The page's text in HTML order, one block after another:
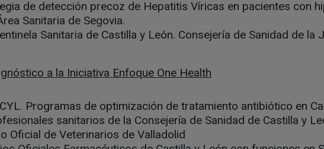
de detección precoz de Hepatitis Víricas en pacientes con
Sanitaria de Segovia.
Sanitaria de Castilla y León. Consejería de Sanidad de la
a la Iniciativa Enfoque One Health
Programas de optimización de tratamiento antibiótico en
sanitarios de la Consejería de Sanidad de Castilla y
Oficial de Veterinarios de Valladolid